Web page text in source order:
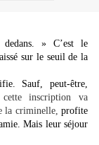
» C’est le
sur le seuil de la
Sauf, peut-être,
inscription va
la criminelle, profite
Mais leur séjour